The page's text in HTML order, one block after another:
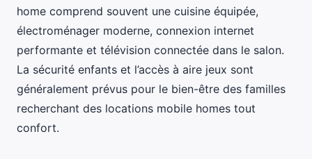
home comprend souvent une cuisine équipée,
électroménager moderne, connexion internet
performante et télévision connectée dans le salon.
La sécurité enfants et l’accès à aire jeux sont
généralement prévus pour le bien-être des familles
recherchant des locations mobile homes tout
confort.